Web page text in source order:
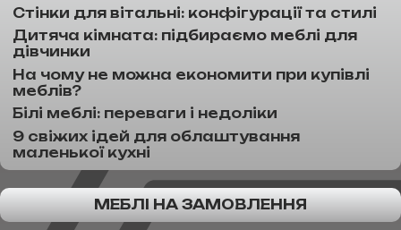
Стінки для вітальні: конфігурації та стилі
Дитяча кімната: підбираємо меблі для
дівчинки
На чому не можна економити при купівлі
меблів?
Білі меблі: переваги і недоліки
9 свіжих ідей для облаштування
маленької кухні
МЕБЛІ НА ЗАМОВЛЕННЯ